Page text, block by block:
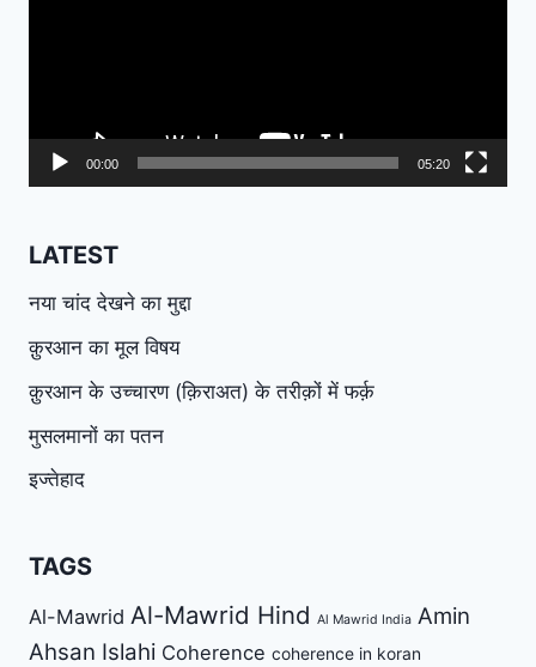
00:00 05:20
LATEST
नया चांद देखने का मुद्दा
क़ुरआन का मूल विषय
क़ुरआन के उच्चारण (क़िराअत) के तरीक़ों में फर्क़
मुसलमानों का पतन
इज्तेहाद
TAGS
Al-Mawrid Al-Mawrid Hind Al Mawrid India Amin
Ahsan Islahi Coherence coherence in koran